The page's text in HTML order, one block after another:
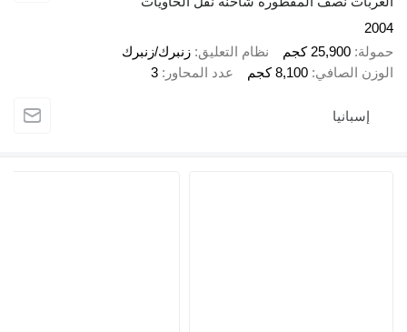
25,900 كجم نظام التعليق زنبرك/زنبرك
8,100 كجم عدد المحاور 3